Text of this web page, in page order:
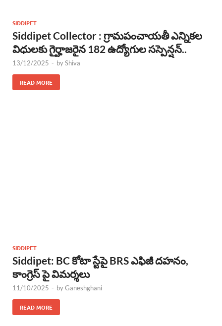
SIDDIPET
Siddipet Collector : గ్రామపంచాయతీ ఎన్నికల
విధులకు గైర్హాజరైన 182 ఉద్యోగుల సస్పెన్షన్..
13/12/2025 - byShiva
READ MORE
SIDDIPET
Siddipet: BC కోటా స్టేపై BRS ఎఫిజీ దహనం,
కాంగ్రెస్ పై విమర్శలు
11/10/2025 - byGaneshghani
READ MORE